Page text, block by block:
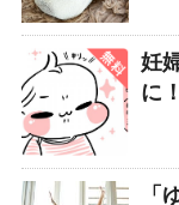
妊
に
「